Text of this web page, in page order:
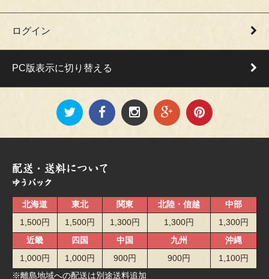
ログイン
PC版表示に切り替える
北海道 東北 関東 北陸・信越
中部
1,500円
1,500円 1,300円 1,300円
1,300円
近畿
四国 中国 九州
沖縄
1,000円
1,000円 900円 900円
1,100円
※離島地域への配送は別途送料追加